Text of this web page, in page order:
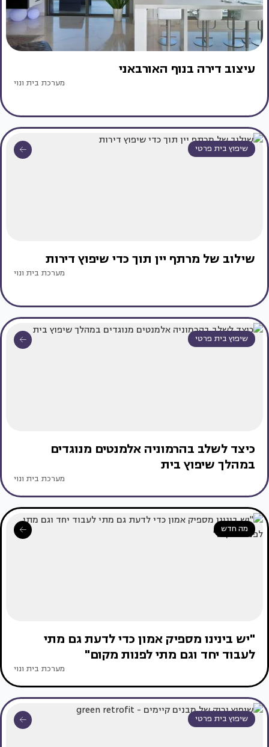
עיצוב דירה בנוף האורבאני
מערכת בית ונוי
שיפוץ בית פרטי
שילוב של מרתף יין תוך כדי שיפוץ דירות
מערכת בית ונוי
שיפוץ בית פרטי
כיצד לשלב בהרמוניה אלמנטים מנוגדים
במהלך שיפוץ בית
מערכת בית ונוי
מה חדש
"יש בינינו מספיק אמון כדי לדעת גם מתי
לעבוד יחד וגם מתי לפנות מקום"
מערכת בית ונוי
שיפוץ בית פרטי